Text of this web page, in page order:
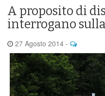
A proposito di
interrogano
27 Agosto 2014 -